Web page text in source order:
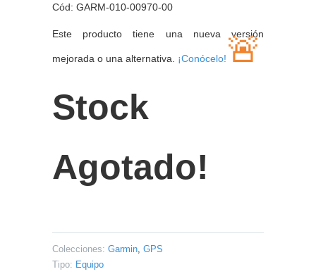
Cód: GARM-010-00970-00
Este producto tiene una nueva versión
mejorada o una alternativa. ¡Conócelo! 🚨
Stock
Agotado!
Colecciones: Garmin GPS
Tipo: Equipo